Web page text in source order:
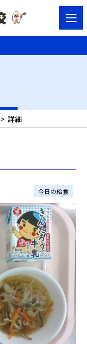
> 詳細
今日の給食